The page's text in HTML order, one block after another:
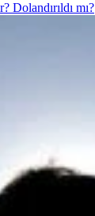
mı?